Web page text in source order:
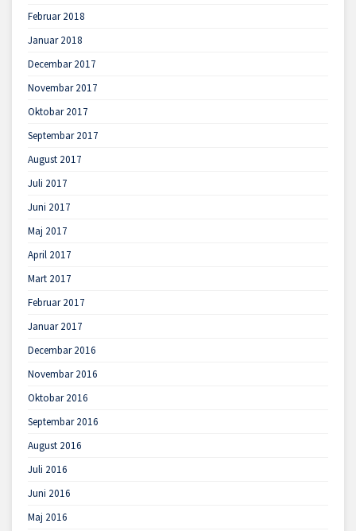
Februar 2018
Januar 2018
Decembar 2017
Novembar 2017
Oktobar 2017
Septembar 2017
August 2017
Juli 2017
Juni 2017
Maj 2017
April 2017
Mart 2017
Februar 2017
Januar 2017
Decembar 2016
Novembar 2016
Oktobar 2016
Septembar 2016
August 2016
Juli 2016
Juni 2016
Maj 2016